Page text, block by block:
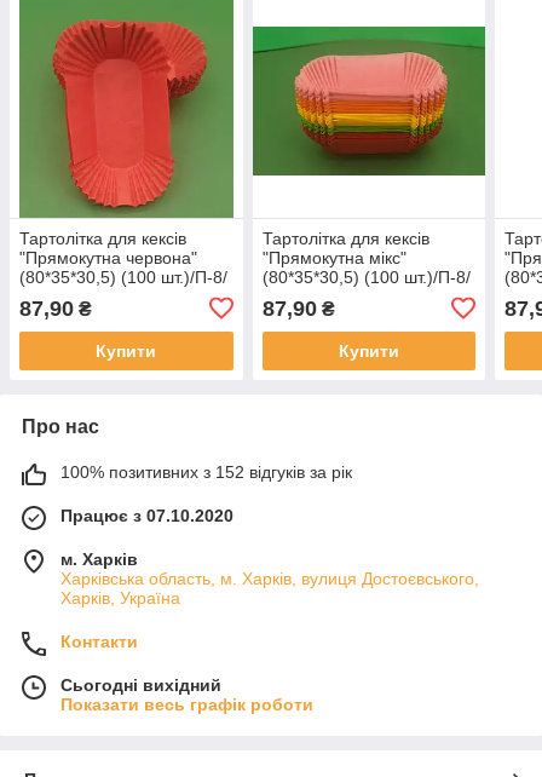
Тартолітка для кексів
"Прямокутна червона"
(80*35*30,5) (100 шт.)/П-8/
87,90 ₴
Купити
Тартолітка для кексів
"Прямокутна мікс"
(80*35*30,5) (100 шт.)/П-8/
87,90₴
Купити
Про нас
100% позитивних з 152 відгуків за рік
Працює з 07.10.2020
м. Харків
Харківська область, м. Харків, вулиця Достоєвського,
Харків, Україна
Контакти
Сьогодні вихідний
Показати весь графік роботи